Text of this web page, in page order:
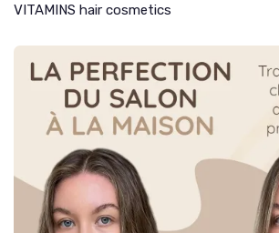
VITAMINS hair cosmetics